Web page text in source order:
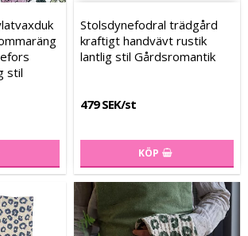
Lägg till i favoritlistan
Lägg till i favoritlistan
stil
Stolsdynefodral trädgård
kraftigt handvävt rustik
lantlig stil Gårdsromantik
479 SEK/st
KÖP